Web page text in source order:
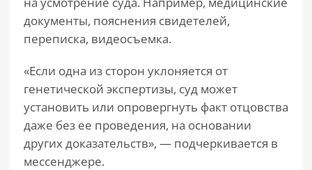
документы, пояснения свидетелей,
переписка, видеосъемка.
«Если одна из сторон уклоняется от
генетической экспертизы, суд может
установить или опровергнуть факт отцовства
даже без ее проведения, на основании
других доказательств», — подчеркивается в
мессенджере.